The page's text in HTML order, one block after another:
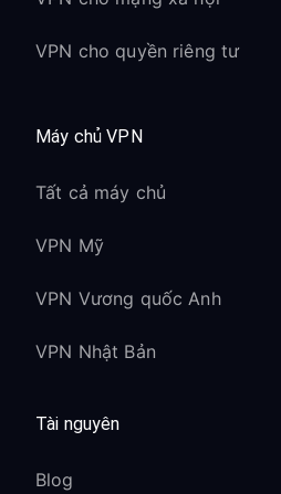
VPN cho quyền riêng tư
Máy chủ VPN
Tất cả máy chủ
VPN Mỹ
VPN Vương quốc Anh
VPN Nhật Bản
Tài nguyên
Blog